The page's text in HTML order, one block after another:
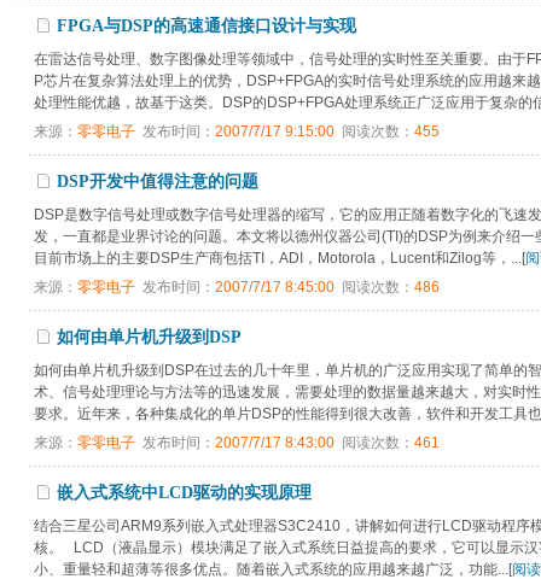
FPGA与DSP的高速通信接口设计与实现
在雷达信号处理、数字图像处理等领域中，信号处理的实时性至关重要。由于
P芯片在复杂算法处理上的优势，DSP+FPGA的实时信号处理系统的应用越来
处理性能优越，故基于这类。DSP的DSP+FPGA处理系统正广泛应用于复杂的
来源： 零零电子发布时间： 2007/7/17 9:15:00阅读次数： 455
DSP开发中值得注意的问题
DSP是数字信号处理或数字信号处理器的缩写，它的应用正随着数字化的飞速
发，一直都是业界讨论的问题。本文将以德州仪器公司(TI)的DSP为例来介
目前市场上的主要DSP生产商包括TI，ADI，Motorola，Lucent和Zilog等，...[
来源： 零零电子发布时间： 2007/7/17 8:45:00阅读次数： 486
如何由单片机升级到DSP
如何由单片机升级到DSP在过去的几十年里，单片机的广泛应用实现了简单的
术、信号处理理论与方法等的迅速发展，需要处理的数据量越来越大，对实时
要求。近年来，各种集成化的单片DSP的性能得到很大改善，软件和开发工具
来源： 零零电子发布时间： 2007/7/17 8:43:00阅读次数： 461
嵌入式系统中LCD驱动的实现原理
结合三星公司ARM9系列嵌入式处理器S3C2410，讲解如何进行LCD驱动程序
核。 LCD（液晶显示）模块满足了嵌入式系统日益提高的要求，它可以显示
小、重量轻和超薄等很多优点。随着嵌入式系统的应用越来越广泛，功能...[阅